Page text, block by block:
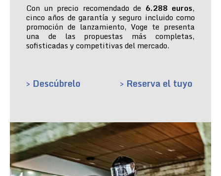
Con un precio recomendado de 6.288 euros,
cinco años de garantía y seguro incluido como
promoción de lanzamiento, Voge te presenta
una de las propuestas más completas,
sofisticadas y competitivas del mercado.
> Descúbrelo > Reserva el tuyo